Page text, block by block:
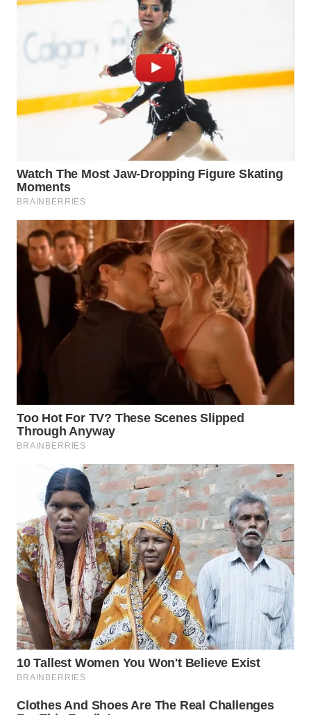
WN
TIMUR
SEMARANG
WN
BOROBUDUR
WN
MADURA
WN
SURABAYA
WN
NATUNA
WN
MANDALIKA
WN
LIKUPANG
WN
LABUANBAJO
WN
BORNEO
Wahana
Media
Group
WAHANA
NEWS